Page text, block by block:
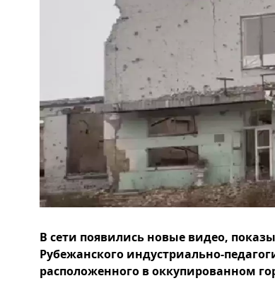
В сети появились новые видео,
Рубежанского индустриально-
расположенного в оккупированном